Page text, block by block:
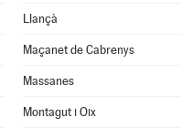
Llançà
Maçanet de Cabrenys
Massanes
Montagut i Oix